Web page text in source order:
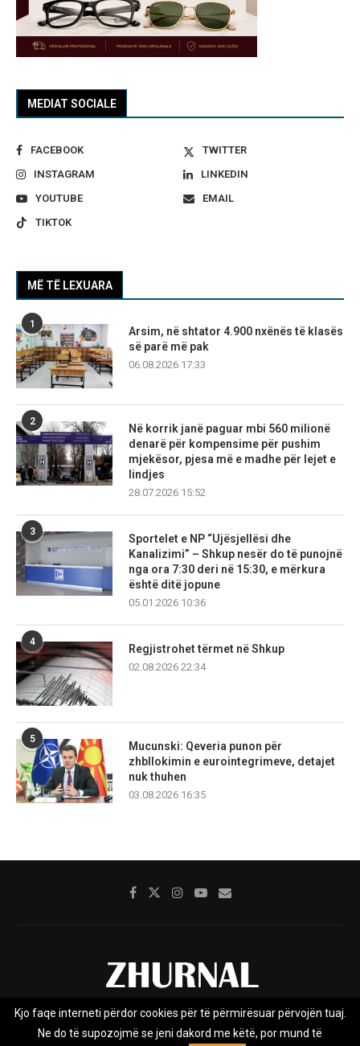
MEDIAT SOCIALE
FACEBOOK
TWITTER
INSTAGRAM
LINKEDIN
YOUTUBE
EMAIL
TIKTOK
MË TË LEXUARA
1
Arsim, në shtator 4.900 nxënës të klasës
së parë më pak
06.08.2026 17:33
2
Në korrik janë paguar mbi 560 milionë
denarë për kompensime për pushim
mjekësor, pjesa më e madhe për lejet e
lindjes
28.07.2026 15:52
3
Sportelet e NP “Ujësjellësi dhe
Kanalizimi” – Shkup nesër do të punojnë
nga ora 7:30 deri në 15:30, e mërkura
është ditë jopune
05.01.2026 10:36
4
Regjistrohet tërmet në Shkup
02.08.2026 22:34
5
Mucunski: Qeveria punon për
zhbllokimin e eurointegrimeve, detajet
nuk thuhen
03.08.2026 16:35
Rreth nesh Impresumi Marketing
Kontakt
Kjo faqe interneti përdor cookies për të përmirësuar përvojën tuaj.
Ne do të supozojmë se jeni dakord me këtë, por mund të